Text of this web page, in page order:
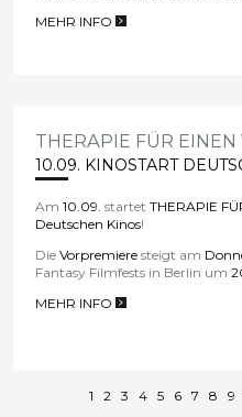
MEHR INFO
THERAPIE FÜR
10.09. KINOSTART
Am10.09. startetTHERAPIE
Deutschen Kinos!
DieVorpremiere steigt am
Fantasy Filmfests in Berlin um
MEHR INFO
1 2 3 4 5 6 7 8 9